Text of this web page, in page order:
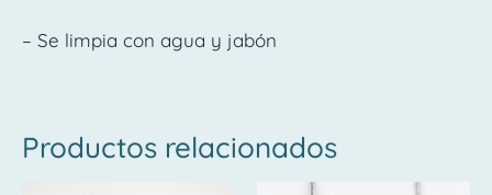
– Se limpia con agua y jabón
Productos relacionados